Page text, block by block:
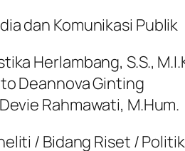
dan Komunikasi Publik
Herlambang, S.S.,
Deannova Ginting
Rahmawati, M.Hum.
/ Bidang Riset / Politik